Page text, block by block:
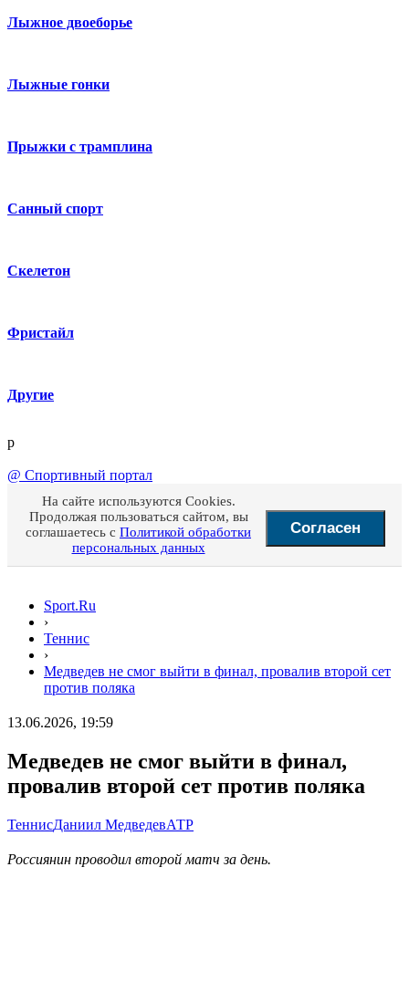
Лыжное двоеборье
Лыжные гонки
Прыжки с трамплина
Санный спорт
Скелетон
Фристайл
Другие
p
@ Спортивный портал
На сайте используются Cookies.
Продолжая пользоваться сайтом, вы
соглашаетесь с Политикой обработки
персональных данных
Согласен
Sport.Ru
›
Теннис
›
Медведев не смог выйти в финал, провалив второй сет
против поляка
13.06.2026, 19:59
Медведев не смог выйти в финал,
провалив второй сет против поляка
ТеннисДаниил МедведевАТР
Россиянин проводил второй матч за день.